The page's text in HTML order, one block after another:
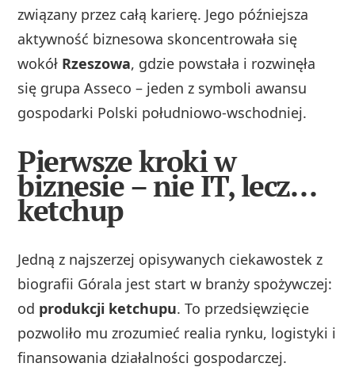
związany przez całą karierę. Jego późniejsza
aktywność biznesowa skoncentrowała się
wokół Rzeszowa, gdzie powstała i rozwinęła
się grupa Asseco – jeden z symboli awansu
gospodarki Polski południowo‑wschodniej.
Pierwsze kroki w
biznesie – nie IT, lecz…
ketchup
Jedną z najszerzej opisywanych ciekawostek z
biografii Górala jest start w branży spożywczej:
od produkcji ketchupu. To przedsięwzięcie
pozwoliło mu zrozumieć realia rynku, logistyki i
finansowania działalności gospodarczej.